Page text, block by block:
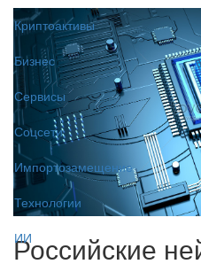
Криптоактивы
Бизнес
Сервисы
Соцсети
Импортозамещение
Технологии
ИИ
Российские